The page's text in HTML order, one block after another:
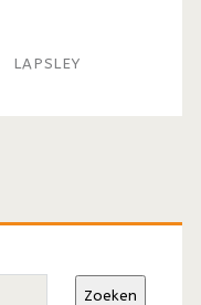
LAPSLEY
Zoeken